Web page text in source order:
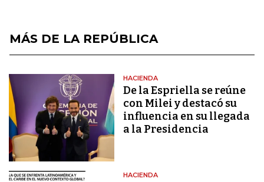
MÁS DE LA REPÚBLICA
HACIENDA
De la Espriella se reúne
con Milei y destacó su
influencia en su llegada
a la Presidencia
HACIENDA